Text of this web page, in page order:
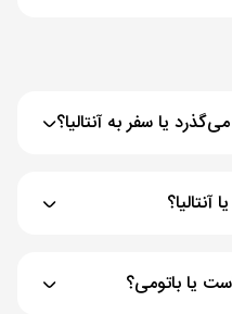
یا سفر به آنتالیا؟
یا باتومی؟